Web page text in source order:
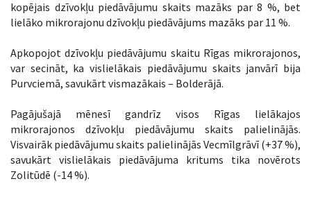
kopējais dzīvokļu piedāvājumu skaits mazāks par 8 %, bet
lielāko mikrorajonu dzīvokļu piedāvājums mazāks par 11 %.
Apkopojot dzīvokļu piedāvājumu skaitu Rīgas mikrorajonos,
var secināt, ka vislielākais piedāvājumu skaits janvārī bija
Purvciemā, savukārt vismazākais – Bolderājā.
Pagājušajā mēnesī gandrīz visos Rīgas lielākajos
mikrorajonos dzīvokļu piedāvājumu skaits palielinājās.
Visvairāk piedāvājumu skaits palielinājās Vecmīlgrāvī (+37 %),
savukārt vislielākais piedāvājuma kritums tika novērots
Zolitūdē (-14 %).